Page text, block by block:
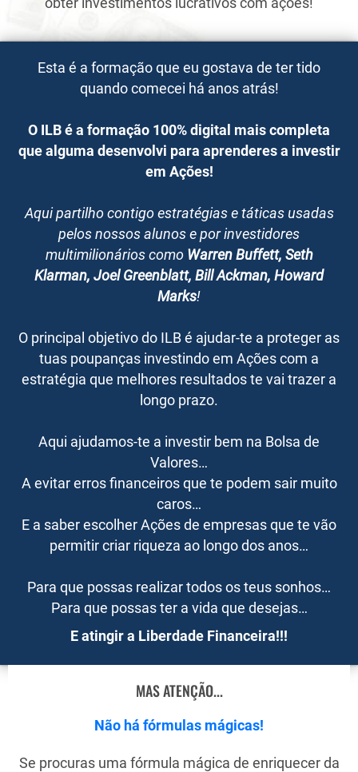
Esta é a formação que eu gostava de ter tido
quando comecei há anos atrás!
O ILB é a formação 100% digital mais completa
que alguma desenvolvi para aprenderes a investir
em Ações!
Aqui partilho contigo estratégias e táticas usadas
pelos nossos alunos e por investidores
multimilionários como Warren Buffett, Seth
Klarman, Joel Greenblatt, Bill Ackman, Howard
Marks!
O principal objetivo do ILB é ajudar-te a proteger as
tuas poupanças investindo em Ações com a
estratégia que melhores resultados te vai trazer a
longo prazo.
Aqui ajudamos-te a investir bem na Bolsa de
Valores…
A evitar erros financeiros que te podem sair muito
caros…
E a saber escolher Ações de empresas que te vão
permitir criar riqueza ao longo dos anos…
Para que possas realizar todos os teus sonhos…
Para que possas ter a vida que desejas…
E atingir a Liberdade Financeira!!!
MAS ATENÇÃO...
Não há fórmulas mágicas!
Se procuras uma fórmula mágica de enriquecer da